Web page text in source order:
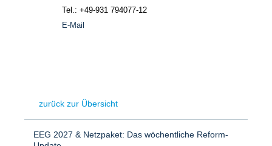
Tel.: +49-931 794077-12
E-Mail
zurück zur Übersicht
EEG 2027 & Netzpaket: Das wöchentliche Reform-